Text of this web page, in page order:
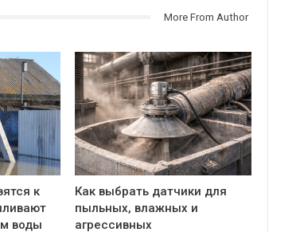
More From Author
к
воды
Как выбрать датчики для
пыльных, влажных и
агрессивных